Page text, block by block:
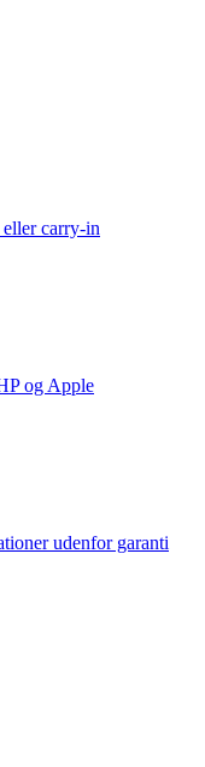
carry-in
og Apple
udenfor garanti